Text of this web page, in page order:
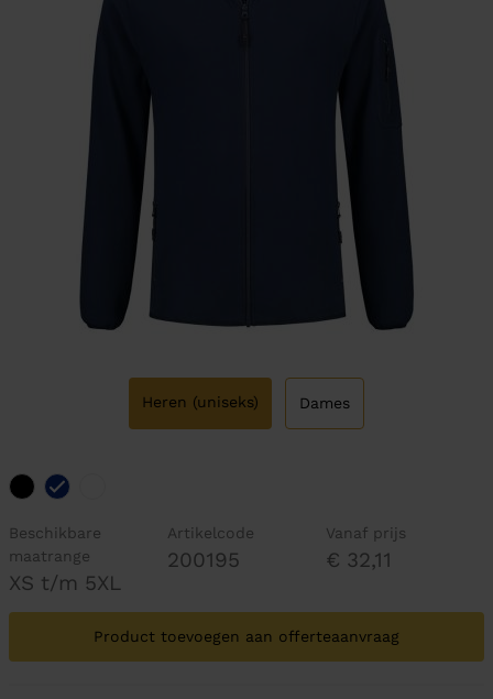
Heren (uniseks) Dames
Beschikbare
maatrange
XS t/m 5XL
Artikelcode
200195
Vanaf prijs
€ 32,11
Product toevoegen aan offerteaanvraag